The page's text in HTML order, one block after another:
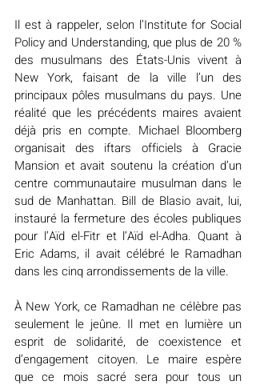
Il est à rappeler, selon l’Institute for Social
Policy and Understanding, que plus de 20 %
des musulmans des États-Unis vivent à
New York, faisant de la ville l’un des
principaux pôles musulmans du pays. Une
réalité que les précédents maires avaient
déjà pris en compte. Michael Bloomberg
organisait des iftars officiels à Gracie
Mansion et avait soutenu la création d’un
centre communautaire musulman dans le
sud de Manhattan. Bill de Blasio avait, lui,
instauré la fermeture des écoles publiques
pour l’Aïd el-Fitr et l’Aïd el-Adha. Quant à
Eric Adams, il avait célébré le Ramadhan
dans les cinq arrondissements de la ville.
À New York, ce Ramadhan ne célèbre pas
seulement le jeûne. Il met en lumière un
esprit de solidarité, de coexistence et
d’engagement citoyen. Le maire espère
que ce mois sacré sera pour tous un